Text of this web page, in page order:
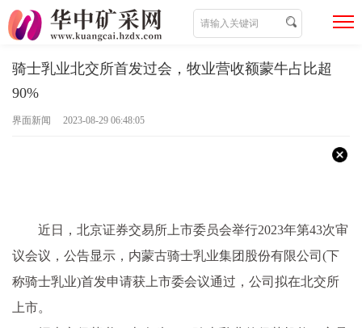
骑士乳业北交所首发过会，牧业营收额蒙牛占比超
90%
界面新闻 2023-08-29 06:48:05
近日，北京证券交易所上市委员会举行2023年第43次审
议会议，公告显示，内蒙古骑士乳业集团股份有限公司(下
称骑士乳业)首发申请获上市委会议通过，公司拟在北交所
上市。